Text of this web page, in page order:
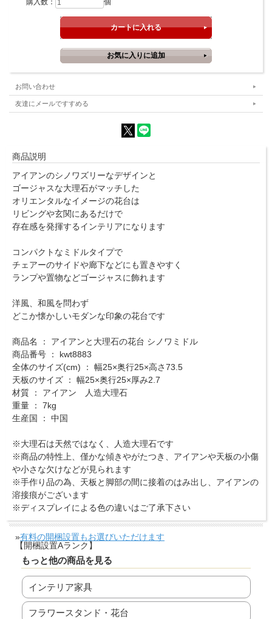
購入数： 個
お問い合わせ
友達にメールですすめる
商品説明
アイアンのシノワズリーなデザインと
ゴージャスな大理石がマッチした
オリエンタルなイメージの花台は
リビングや玄関にあるだけで
存在感を発揮するインテリアになります
コンパクトなミドルタイプで
チェアーのサイドや廊下などにも置きやすく
ランプや置物などゴージャスに飾れます
洋風、和風を問わず
どこか懐かしいモダンな印象の花台です
商品名 ： アイアンと大理石の花台 シノワミドル
商品番号 ： kwt8883
全体のサイズ(cm) ： 幅25×奥行25×高さ73.5
天板のサイズ ： 幅25×奥行25×厚み2.7
材質 ： アイアン 人造大理石
重量 ： 7kg
生産国 ： 中国
※大理石は天然ではなく、人造大理石です
※商品の特性上、僅かな傾きやがたつき、アイアンや天板の小傷
や小さな欠けなどが見られます
※手作り品の為、天板と脚部の間に接着のはみ出し、アイアンの
溶接痕がございます
※ディスプレイによる色の違いはご了承下さい
»有料の開梱設置もお選びいただけます
【開梱設置Aランク】
もっと他の商品を見る
インテリア家具
フラワースタンド・花台